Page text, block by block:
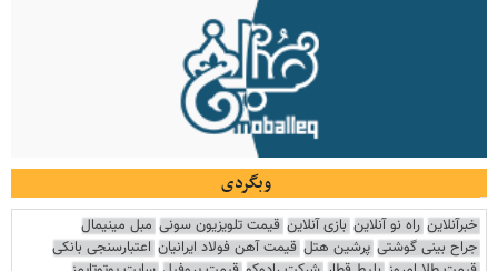
وبگردی
خبرآنلاین راه نو آنلاین بازی آنلاین قیمت تلویزیون سونی مبل مینیمال
جراح بینی گوشتی پرشین هتل قیمت آهن فولاد ایرانیان اعتبارسنجی بانکی